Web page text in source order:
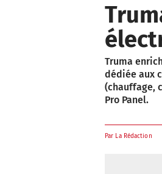
Truma
dédiée aux
(chauffage,
Pro Panel.
Par La Rédaction